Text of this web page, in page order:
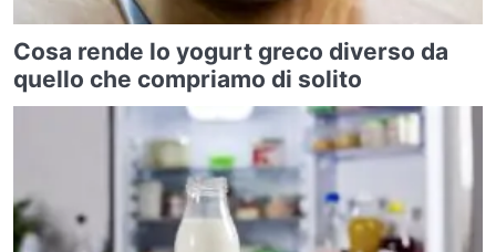
Cosa rende lo yogurt greco diverso da
quello che compriamo di solito